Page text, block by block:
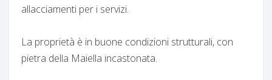
allacciamenti per i servizi.
La proprietà è in buone condizioni strutturali, con
pietra della Maiella incastonata.